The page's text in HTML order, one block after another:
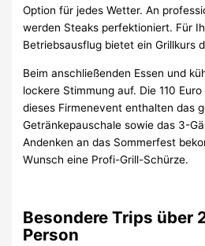
Option für jedes Wetter. An
werden Steaks perfektioniert. Für
Betriebsausflug bietet ein Grillkurs
Beim anschließenden Essen und
lockere Stimmung auf. Die 110
dieses Firmenevent enthalten das
Getränkepauschale sowie das 3-
Andenken an das Sommerfest
Wunsch eine Profi-Grill-Schürze.
Besondere Trips über
Person